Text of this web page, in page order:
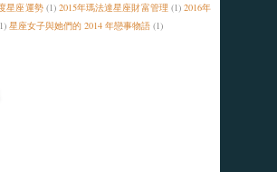
星座運勢 (1) 2015年瑪法達星座財富管理 (1) 2016年
星座女子與她們的 2014 年戀事物語 (1)